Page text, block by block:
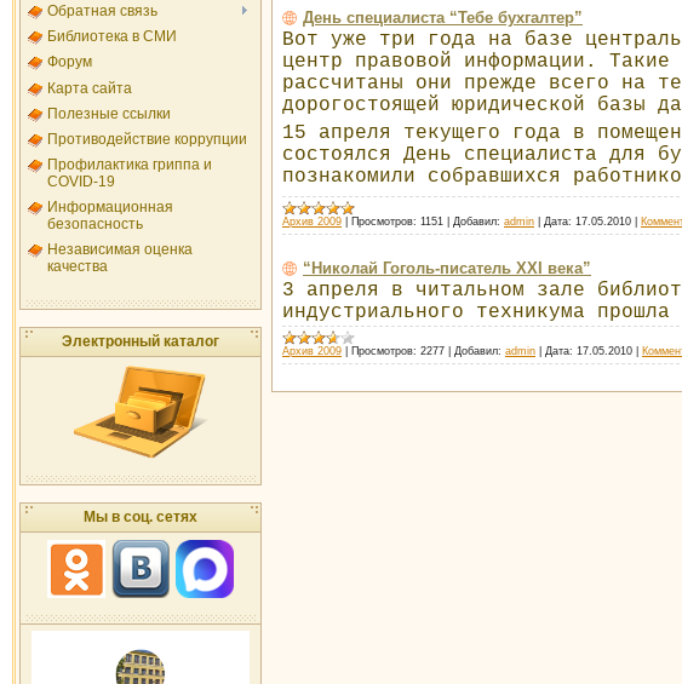
Обратная связь
Библиотека в СМИ
Форум
Карта сайта
Полезные ссылки
Противодействие коррупции
Профилактика гриппа и
COVID-19
Информационная
безопасность
Независимая оценка
качества
Электронный каталог
Мы в соц. сетях
День специалиста “Тебе бухгалтер”
Вот уже три года на базе
центр правовой информации.
рассчитаны они прежде всего на
дорогостоящей юридической базы
15 апреля текущего года в
состоялся День специалиста для
познакомили собравшихся
Архив 2009 Просмотров: 1151 Добавил: admin Дата: 17.05.2010
“Николай Гоголь-писатель XXI века”
3 апреля в читальном зале
индустриального техникума
Архив 2009 Просмотров: 2277 Добавил: admin Дата: 17.05.2010